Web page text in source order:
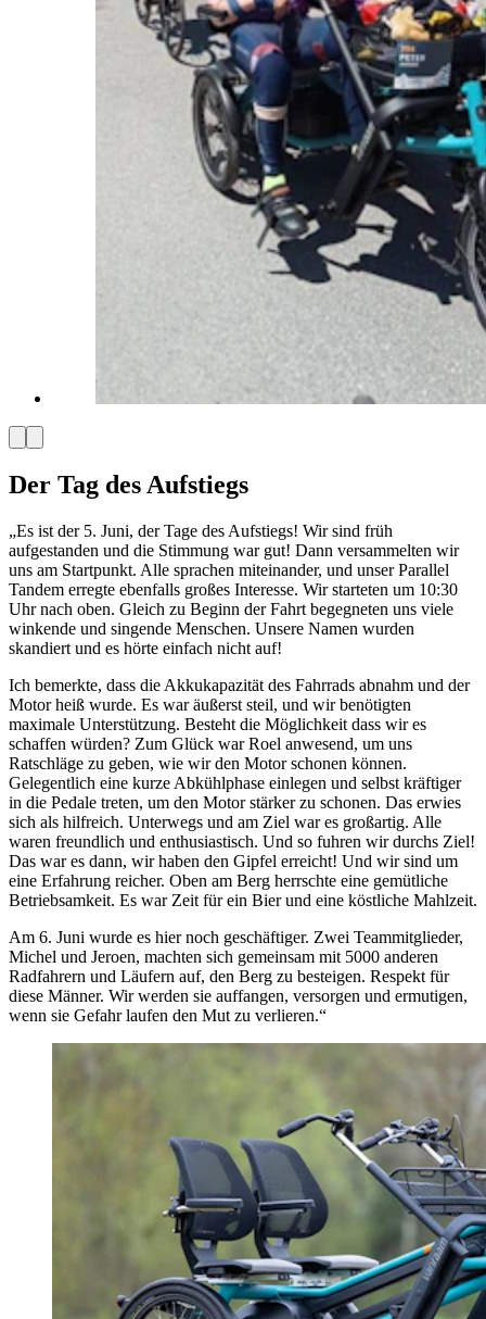
Der Tag des Aufstiegs
„Es ist der 5. Juni, der Tage des Aufstiegs! Wir sind früh
aufgestanden und die Stimmung war gut! Dann versammelten wir
uns am Startpunkt. Alle sprachen miteinander, und unser Parallel
Tandem erregte ebenfalls großes Interesse. Wir starteten um 10:30
Uhr nach oben. Gleich zu Beginn der Fahrt begegneten uns viele
winkende und singende Menschen. Unsere Namen wurden
skandiert und es hörte einfach nicht auf!
Ich bemerkte, dass die Akkukapazität des Fahrrads abnahm und der
Motor heiß wurde. Es war äußerst steil, und wir benötigten
maximale Unterstützung. Besteht die Möglichkeit dass wir es
schaffen würden? Zum Glück war Roel anwesend, um uns
Ratschläge zu geben, wie wir den Motor schonen können.
Gelegentlich eine kurze Abkühlphase einlegen und selbst kräftiger
in die Pedale treten, um den Motor stärker zu schonen. Das erwies
sich als hilfreich. Unterwegs und am Ziel war es großartig. Alle
waren freundlich und enthusiastisch. Und so fuhren wir durchs Ziel!
Das war es dann, wir haben den Gipfel erreicht! Und wir sind um
eine Erfahrung reicher. Oben am Berg herrschte eine gemütliche
Betriebsamkeit. Es war Zeit für ein Bier und eine köstliche Mahlzeit.
Am 6. Juni wurde es hier noch geschäftiger. Zwei Teammitglieder,
Michel und Jeroen, machten sich gemeinsam mit 5000 anderen
Radfahrern und Läufern auf, den Berg zu besteigen. Respekt für
diese Männer. Wir werden sie auffangen, versorgen und ermutigen,
wenn sie Gefahr laufen den Mut zu verlieren.“